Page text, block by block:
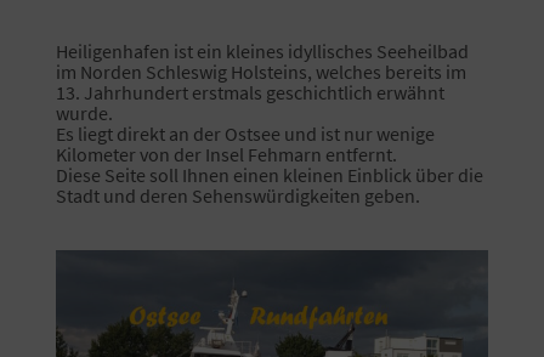
Heiligenhafen ist ein kleines idyllisches Seeheilbad
im Norden Schleswig Holsteins, welches bereits im
13. Jahrhundert erstmals geschichtlich erwähnt
wurde.
Es liegt direkt an der Ostsee und ist nur wenige
Kilometer von der Insel Fehmarn entfernt.
Diese Seite soll Ihnen einen kleinen Einblick über die
Stadt und deren Sehenswürdigkeiten geben.